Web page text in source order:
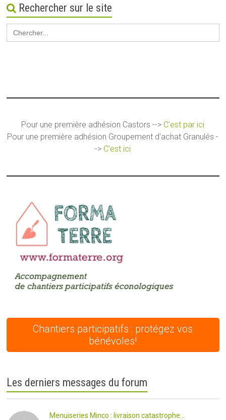
Rechercher sur le site
Search
for:
Pour une première adhésion Castors --> C'est par ici
Pour une première adhésion Groupement d'achat Granulés -
-> C'est ici
Chantiers participatifs : protégez vos
bénévoles!
Les derniers messages du forum
Menuiseries Minco : livraison catastrophe...